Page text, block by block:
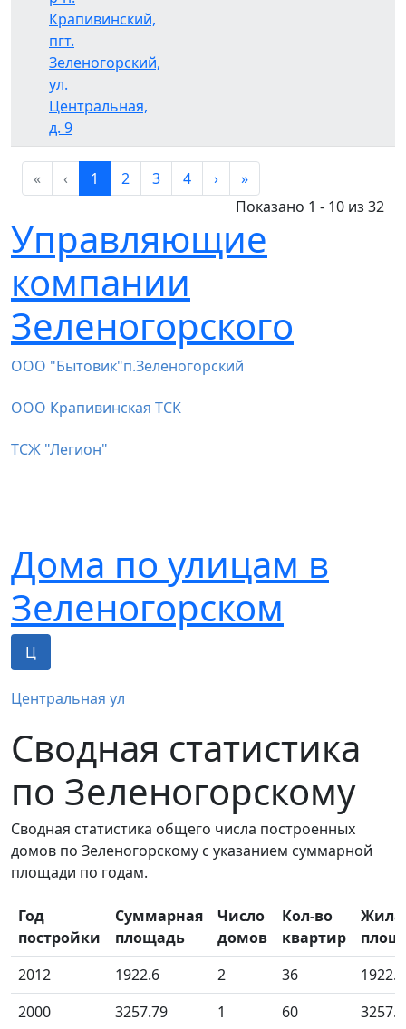
Крапивинский,
пгт.
Зеленогорский,
ул.
Центральная,
д. 9
« ‹ 1 2 3 4 ›
»
Показано 1 - 10 из 32
Управляющие
компании
Зеленогорского
ООО "Бытовик"п.Зеленогорский
ООО Крапивинская ТСК
ТСЖ "Легион"
Дома по улицам в
Зеленогорском
Ц
Центральная ул
Сводная статистика
по Зеленогорскому
Сводная статистика общего числа построенных
домов по Зеленогорскому с указанием суммарной
площади по годам.
Год
постройки
Суммарная
площадь
Число
домов
Кол-во
квартир
2012
1922.6 2 36
2000
3257.79 1 60